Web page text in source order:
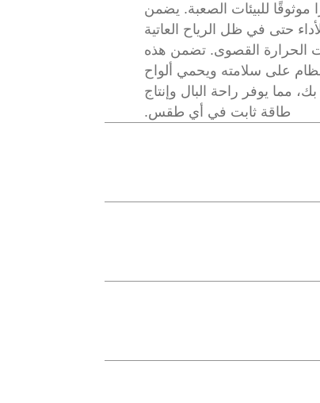
موثوقًا للبيئات الصعبة. يضمن
حتى في ظل الرياح العاتية
الحرارة القصوى. تضمن هذه
على سلامته ويحمي ألواح
مما يوفر راحة البال وإنتاج
طاقة ثابت في أي طقس.